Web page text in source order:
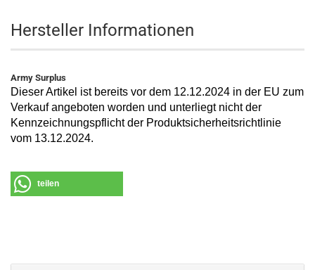
Hersteller Informationen
Army Surplus
Dieser Artikel ist bereits vor dem 12.12.2024 in der EU zum
Verkauf angeboten worden und unterliegt nicht der
Kennzeichnungspflicht der Produktsicherheitsrichtlinie
vom 13.12.2024.
teilen